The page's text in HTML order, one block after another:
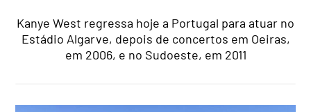
Kanye West regressa hoje a Portugal para atuar no
Estádio Algarve, depois de concertos em Oeiras,
em 2006, e no Sudoeste, em 2011